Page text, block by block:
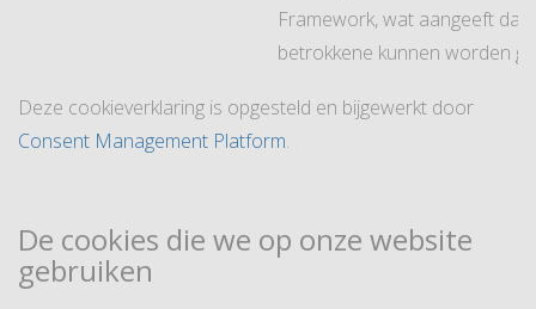
Framework, wat aangeeft dat
betrokkene kunnen worden
Deze cookieverklaring is opgesteld en bijgewerkt door
Consent Management Platform.
De cookies die we op onze website
gebruiken